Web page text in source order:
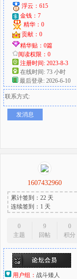
好
浮云：615
金钱：7
精华：0
贡献：0
精华贴：0篇
阅读权限：0
注册时间: 2023-8-3
在线时间: 73 小时
最后登录: 2026-6-10
联系方式:
发消息
1607432960
累计签到：22 天
连续签到：1 天
0
主题
9
回帖
0
积分
用户组： 战斗矮人